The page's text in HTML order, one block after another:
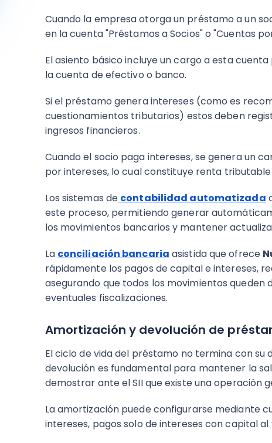
Cuando la empresa otorga un préstamo a un
en la cuenta "Préstamos a Socios" o "Cuentas
El asiento básico incluye un cargo a esta
la cuenta de efectivo o banco.
Si el préstamo genera intereses (como es
cuestionamientos tributarios) estos deben
ingresos financieros.
Cuando el socio paga intereses, se genera un
por intereses, lo cual constituye renta
Los sistemas de contabilidad automatizada
este proceso, permitiendo generar
los movimientos bancarios y mantener
La conciliación bancaria asistida que ofrece
rápidamente los pagos de capital e intereses,
asegurando que todos los movimientos
eventuales fiscalizaciones.
Amortización y devolución de
El ciclo de vida del préstamo no termina con su
devolución es fundamental para mantener la
demostrar ante el SII que existe una operación
La amortización puede configurarse mediante
intereses, pagos solo de intereses con capital